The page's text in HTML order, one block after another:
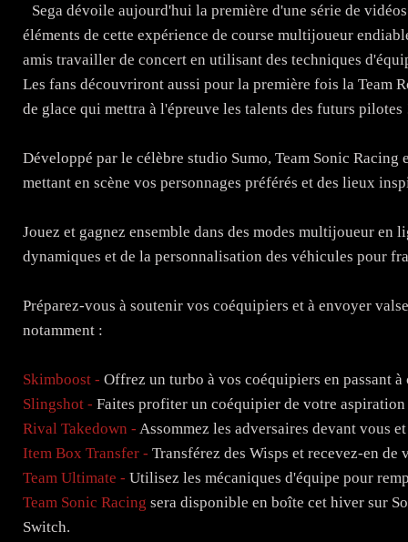
Sega dévoile aujourd'hui la première d'une série de
éléments de cette expérience de course multijoueur
amis travailler de concert en utilisant des techniques
Les fans découvriront aussi pour la première fois la Team
de glace qui mettra à l'épreuve les talents des futurs pilotes
Développé par le célèbre studio Sumo, Team Sonic
mettant en scène vos personnages préférés et des lieux
Jouez et gagnez ensemble dans des modes multijoueur
dynamiques et de la personnalisation des véhicules pour
Préparez-vous à soutenir vos coéquipiers et à envoyer
notamment :
Skimboost - Offrez un turbo à vos coéquipiers en passant à
Slingshot - Faites profiter un coéquipier de votre
Rival Takedown - Assommez les adversaires devant vous
Item Box Transfer - Transférez des Wisps et recevez-en
Team Ultimate - Utilisez les mécaniques d'équipe pour
Team Sonic Racing sera disponible en boîte cet hiver sur
Switch.